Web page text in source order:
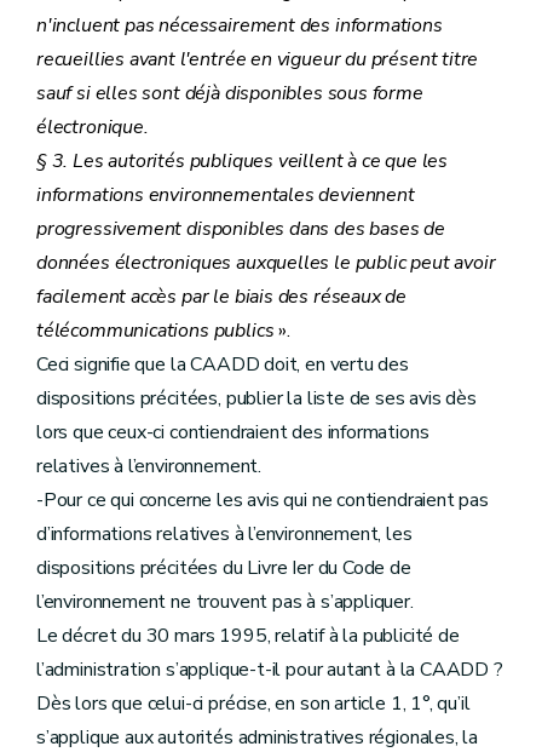
n'incluent pas nécessairement des informations
recueillies avant l'entrée en vigueur du présent titre
sauf si elles sont déjà disponibles sous forme
électronique.
§ 3. Les autorités publiques veillent à ce que les
informations environnementales deviennent
progressivement disponibles dans des bases de
données électroniques auxquelles le public peut avoir
facilement accès par le biais des réseaux de
télécommunications publics».
Ceci signifie que la CAADD doit, en vertu des
dispositions précitées, publier la liste de ses avis dès
lors que ceux-ci contiendraient des informations
relatives à l’environnement.
-Pour ce qui concerne les avis qui ne contiendraient pas
d’informations relatives à l’environnement, les
dispositions précitées du Livre Ier du Code de
l’environnement ne trouvent pas à s’appliquer.
Le décret du 30 mars 1995, relatif à la publicité de
l’administration s’applique-t-il pour autant à la CAADD ?
Dès lors que celui-ci précise, en son article 1, 1°, qu’il
s’applique aux autorités administratives régionales, la